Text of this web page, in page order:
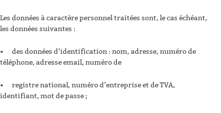
Les données à caractère personnel traitées sont, le cas échéant,
les données suivantes :
•
des données d’identification : nom, adresse, numéro de
téléphone, adresse email, numéro de
•
registre national, numéro d’entreprise et de TVA,
identifiant, mot de passe ;